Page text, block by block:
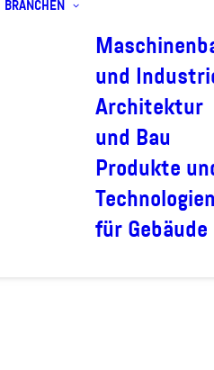
BRANCHEN
und
Architektur
und Bau
Produkte
Technologien
für Gebäude